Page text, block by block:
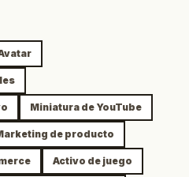
Miniatura de YouTube
de producto
Activo de juego